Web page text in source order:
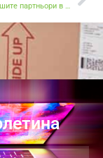
Оставаме с нашите партньори в контекста на Covid-19!